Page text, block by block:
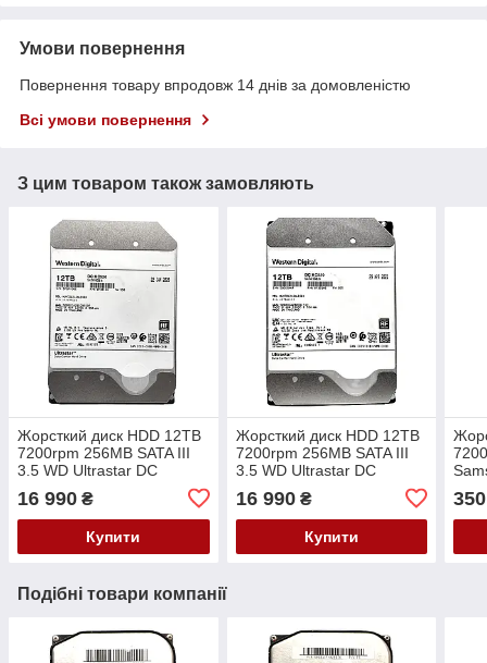
Умови повернення
Повернення товару впродовж 14 днів за домовленістю
Всі умови повернення
З цим товаром також замовляють
Жорсткий диск HDD 12TB
7200rpm 256MB SATA III
3.5 WD Ultrastar DC
HUH721212ALE604
0F30146 PVD6E
16 990 ₴
Купити
Жорсткий диск HDD 12TB
7200rpm 256MB SATA III
3.5 WD Ultrastar DC
HUH721212ALE604
0F30146 EGHKF
16 990₴
Купити
350
Подібні товари компанії